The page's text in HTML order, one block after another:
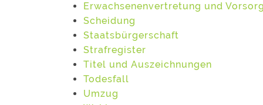
Erwachsenenvertretung und
Scheidung
Staatsbürgerschaft
Strafregister
Titel und Auszeichnungen
Todesfall
Umzug